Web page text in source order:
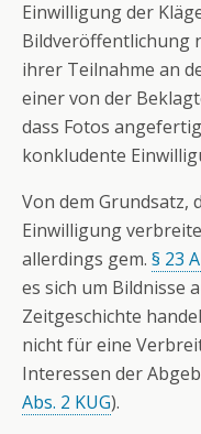
Einwilligung der
Bildveröffentlichung
ihrer Teilnahme an
einer von der
dass Fotos
konkludente
Von dem Grundsatz,
Einwilligung
allerdings gem. § 23
es sich um Bildnisse
Zeitgeschichte
nicht für eine
Interessen der
Abs. 2 KUG).